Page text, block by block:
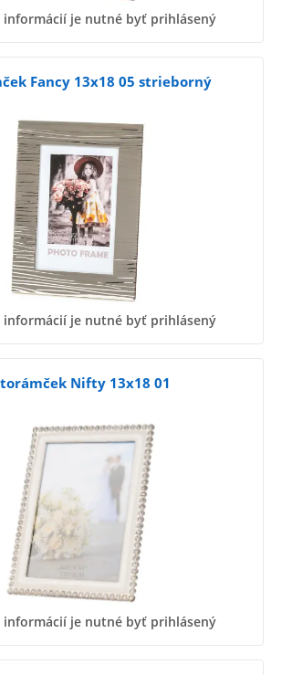
informácií je nutné byť prihlásený
Fancy 13x18 05 strieborný
informácií je nutné byť prihlásený
Nifty 13x18 01
informácií je nutné byť prihlásený